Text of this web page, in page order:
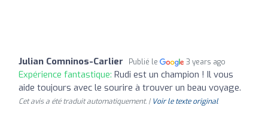
Julian Comninos-Carlier Publié le 3 years ago
Expérience fantastique: Rudi est un champion ! Il vous
aide toujours avec le sourire à trouver un beau voyage.
Cet avis a été traduit automatiquement. | Voir le texte original